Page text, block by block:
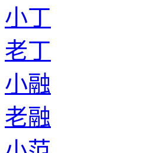
小丁
老丁
小融
老融